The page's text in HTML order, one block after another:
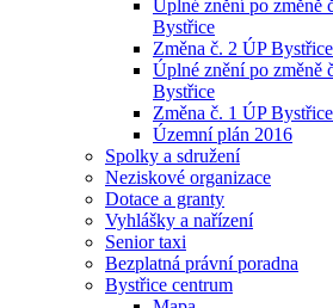
Úplné znění po změně
Bystřice
Změna č. 2 ÚP
Úplné znění po změně
Bystřice
Změna č. 1 ÚP
Územní plán 2016
Spolky a sdružení
Neziskové organizace
Dotace a granty
Vyhlášky a nařízení
Senior taxi
Bezplatná právní poradna
Bystřice centrum